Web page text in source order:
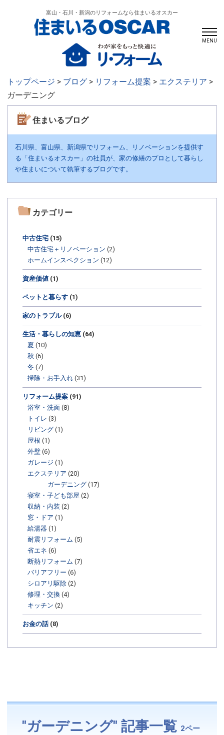
富山・石川・新潟のリフォームなら住まいるオスカー
MENU
トップページ > ブログ> リフォーム提案 > エクステリア >
ガーデニング
住まいるブログ
石川県、富山県、新潟県でリフォーム、リノベーションを提供す
る「住まいるオスカー」の社員が、家の修繕のプロとして暮らし
や住まいについて執筆するブログです。
カテゴリー
中古住宅(15)
中古住宅＋リノベーション (2)
ホームインスペクション (12)
資産価値(1)
ペットと暮らす(1)
家のトラブル(6)
生活・暮らしの知恵(64)
夏 (10)
秋 (6)
冬 (7)
掃除・お手入れ(31)
リフォーム提案(91)
浴室・洗面(8)
トイレ (3)
リビング(1)
屋根 (1)
外壁(6)
ガレージ (1)
エクステリア (20)
ガーデニング(17)
寝室・子ども部屋 (2)
収納・内装 (2)
窓・ドア (1)
給湯器 (1)
耐震リフォーム (5)
省エネ (6)
断熱リフォーム (7)
バリアフリー (6)
シロアリ駆除(2)
修理・交換(4)
キッチン (2)
お金の話(8)
"ガーデニング" 記事一覧 2ペー